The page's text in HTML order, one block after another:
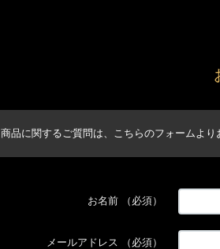
商品に関するご質問は、こちらのフォームより
お名前 （必須）
メールアドレス （必須）